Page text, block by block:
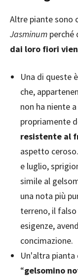
Altre piante sono
Jasminum perché
dai loro fiori
Una di queste
che,
non ha niente
propriamente
resistente al
aspetto
e luglio,
simile al
una nota più
terreno, il
esigenze,
concimazione.
Un'altra pianta
“gelsomino